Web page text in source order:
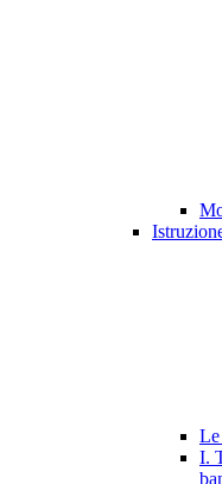
I.